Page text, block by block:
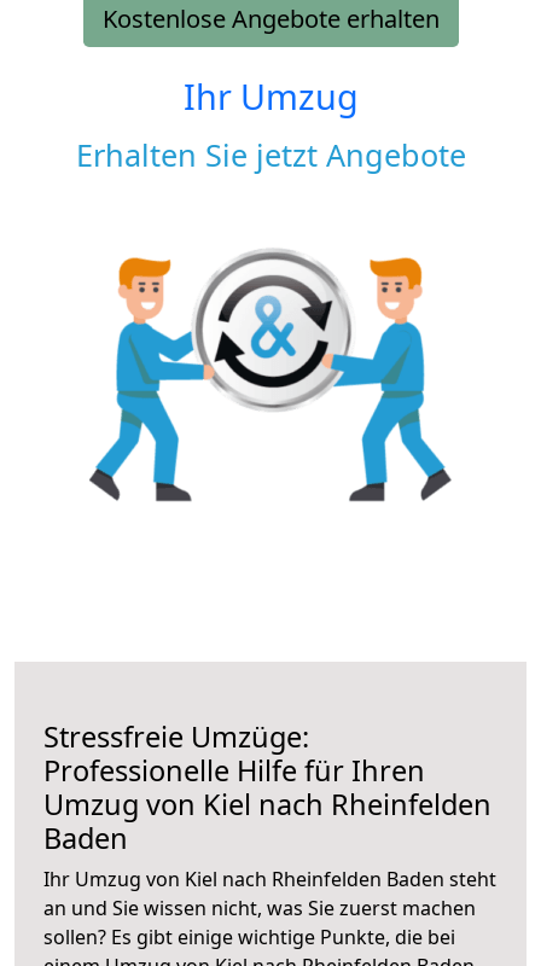
Kostenlose Angebote erhalten
Ihr Umzug
Erhalten Sie jetzt Angebote
Stressfreie Umzüge:
Professionelle Hilfe für Ihren
Umzug von Kiel nach Rheinfelden
Baden
Ihr Umzug von Kiel nach Rheinfelden Baden steht
an und Sie wissen nicht, was Sie zuerst machen
sollen? Es gibt einige wichtige Punkte, die bei